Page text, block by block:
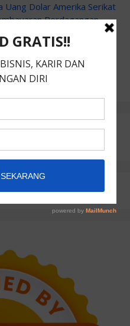
Uang Dolar Amerika Serikat
Perdagangan
untuk Melindungi